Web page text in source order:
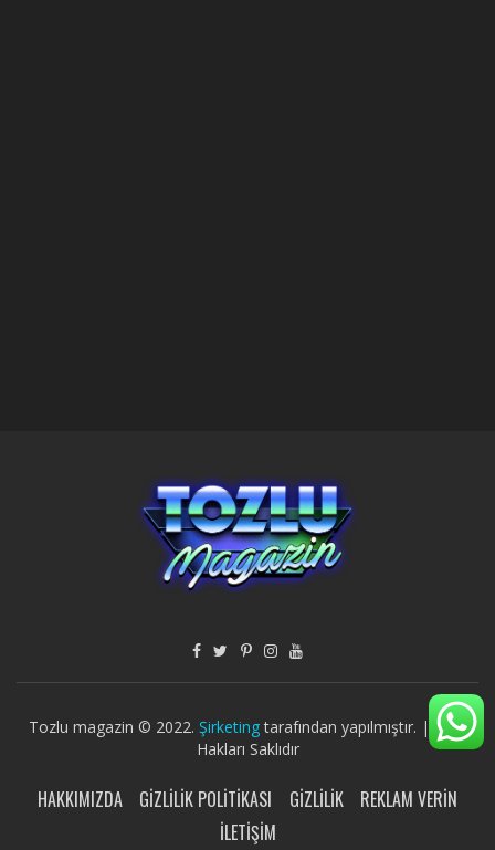
Tozlu magazin © 2022. Şirketingtarafından yapılmıştır. | Tüm
Hakları Saklıdır
HAKKIMIZDA GIZLILIK POLITIKASI GIZLILIK
REKLAM VERIN
İLETIŞIM